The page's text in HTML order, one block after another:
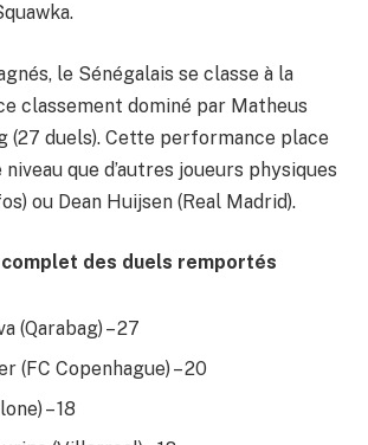
le Sénégalais se classe à la
classement dominé par Matheus
(27 duels). Cette performance place
que d’autres joueurs physiques
ou Dean Huijsen (Real Madrid).
des duels remportés
(Qarabag) – 27
(FC Copenhague) – 20
– 18